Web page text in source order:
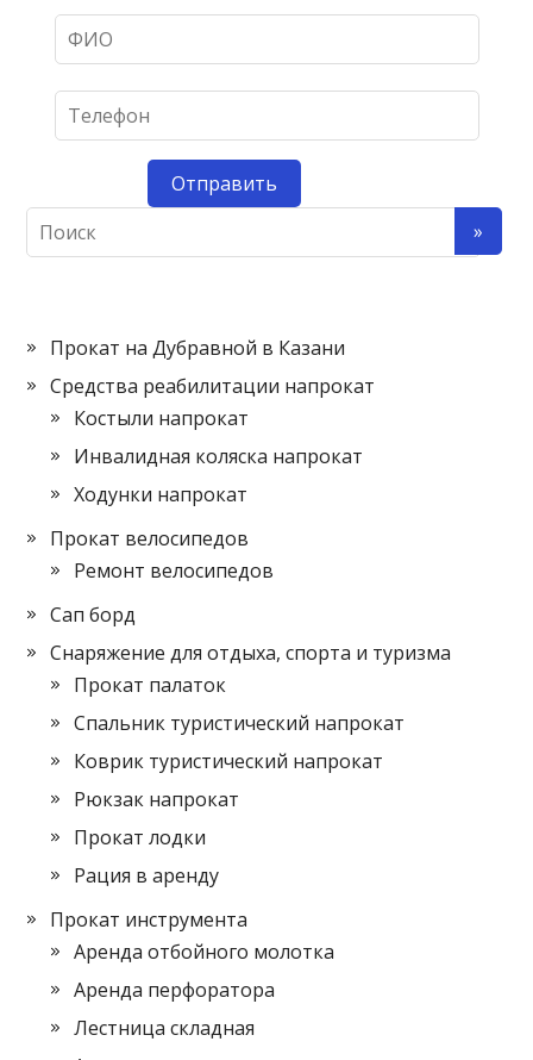
Прокат на Дубравной в Казани
Средства реабилитации напрокат
Костыли напрокат
Инвалидная коляска напрокат
Ходунки напрокат
Прокат велосипедов
Ремонт велосипедов
Сап борд
Снаряжение для отдыха, спорта и туризма
Прокат палаток
Спальник туристический напрокат
Коврик туристический напрокат
Рюкзак напрокат
Прокат лодки
Рация в аренду
Прокат инструмента
Аренда отбойного молотка
Аренда перфоратора
Лестница складная